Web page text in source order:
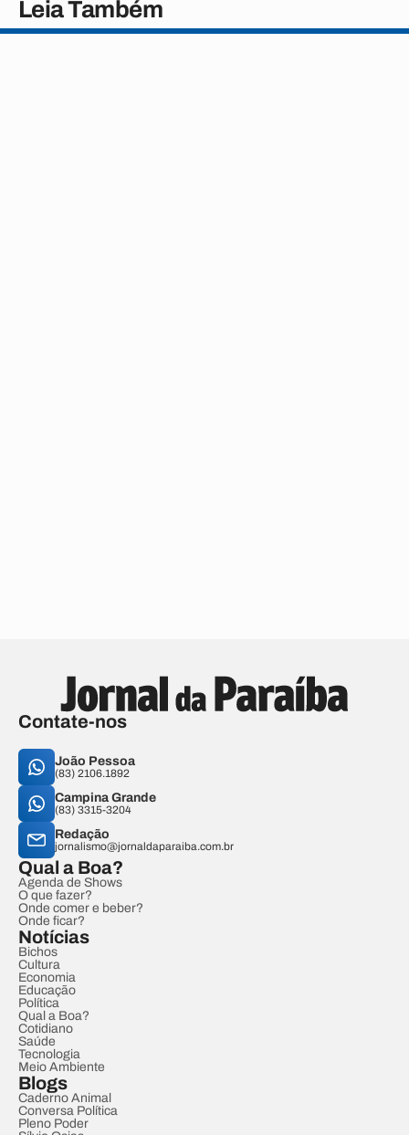
Leia Também
Contate-nos
João Pessoa
(83) 2106.1892
Campina Grande
(83) 3315-3204
Redação
jornalismo@jornaldaparaiba.com.br
Qual a Boa?
Agenda de Shows
O que fazer?
Onde comer e beber?
Onde ficar?
Notícias
Bichos
Cultura
Economia
Educação
Política
Qual a Boa?
Cotidiano
Saúde
Tecnologia
Meio Ambiente
Blogs
Caderno Animal
Conversa Política
Pleno Poder